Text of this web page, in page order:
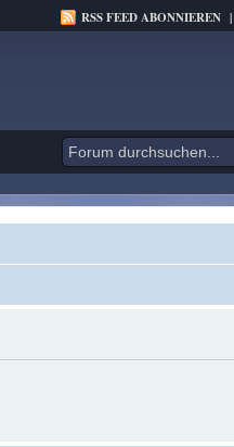
RSS FEED ABONNIEREN |